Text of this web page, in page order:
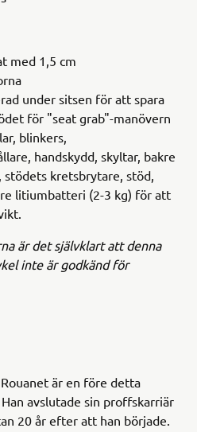
med 1,5 cm
under sitsen för att spara
för "seat grab"-manövern
blinkers,
handskydd, skyltar, bakre
stödets kretsbrytare, stöd,
litiumbatteri (2-3 kg) för att
är det självklart att denna
inte är godkänd för
är en före detta
avslutade sin proffskarriär
20 år efter att han började.